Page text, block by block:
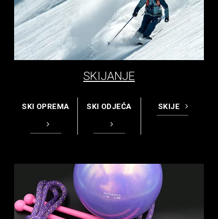
SKIJANJE
SKI OPREMA SKI ODJEĆA SKIJE